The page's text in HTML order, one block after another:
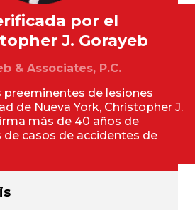
por el
J. Gorayeb
& Associates, P.C.
de lesiones
de Nueva York, Christopher J.
más de 40 años de
casos de accidentes de